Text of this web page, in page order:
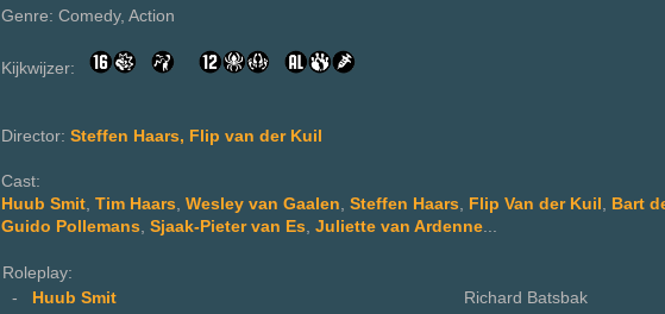
Genre: Comedy, Action
Kijkwijzer:
Director: Steffen Haars, Flip van der Kuil
Cast:
Huub Smit Tim Haars Wesley van Gaalen Steffen Haars Flip Van der Kuil Bart
Guido Pollemans Sjaak-Pieter van Es Juliette van Ardenne
Roleplay:
-
Huub Smit
Richard Batsbak